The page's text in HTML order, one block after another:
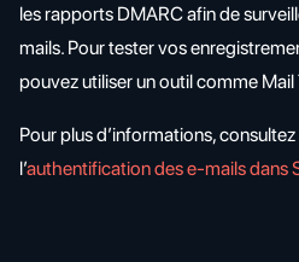
les rapports DMARC afin de
mails. Pour tester vos
pouvez utiliser un outil comme Mail
Pour plus d’informations,
l’authentification des e-mails dans